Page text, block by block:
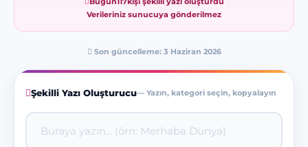
Verileriniz sunucuya gönderilmez
Son güncelleme: 3 Haziran 2026
Şekilli Yazı Oluşturucu— Yazın, kategori seçin, kopyalayın